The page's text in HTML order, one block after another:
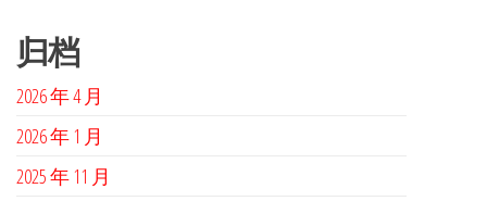
归档
2026 年 4 月
2026 年 1 月
2025 年 11 月